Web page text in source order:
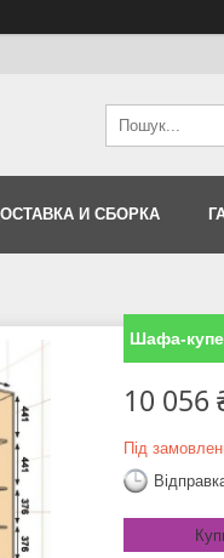
И СБОРКА
Шафа-
10 056
Під